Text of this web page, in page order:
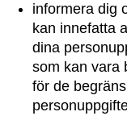
informera dig
kan innefatta
dina
som kan vara
för de